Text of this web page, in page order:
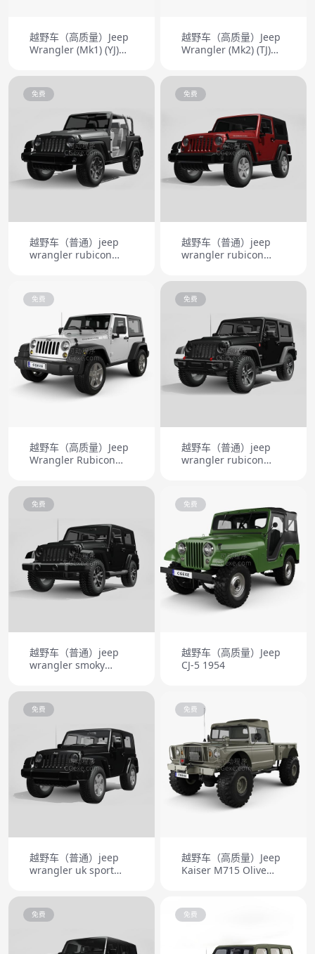
越野车（高质量）Jeep
Wrangler (Mk1) (YJ)
越野车（高质量）Jeep
Wrangler (Mk2) (TJ)
免费
越野车（普通）jeep
wrangler rubicon
免费
越野车（普通）jeep
wrangler rubicon
免费
越野车（高质量）Jeep
Wrangler Rubicon
免费
越野车（普通）jeep
wrangler rubicon
免费
越野车（普通）jeep
wrangler smoky
免费
越野车（高质量）Jeep
CJ-5 1954
免费
越野车（普通）jeep
wrangler uk sport
免费
越野车（高质量）Jeep
Kaiser M715 Olive
免费 免费